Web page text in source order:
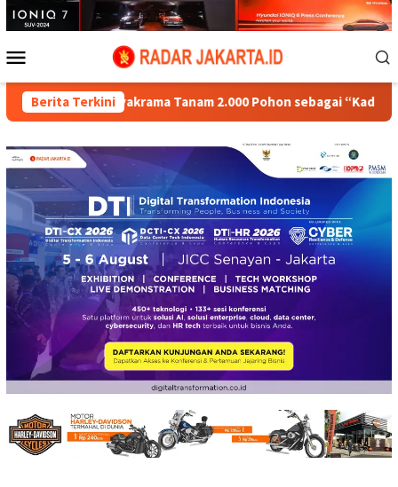
Loncat
ke
Mobile
Berita Terkini
Wijayakrama Tanam 2.000 Pohon sebagai “Kado untuk